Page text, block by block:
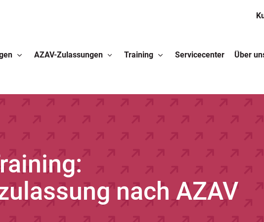
AZAV-Zulassungen Training Servicecenter Über
Training:
nach AZAV